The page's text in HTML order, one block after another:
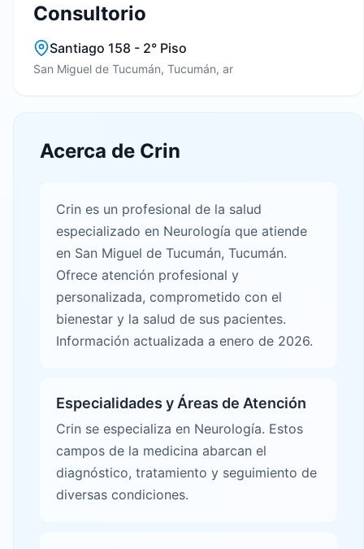
Consultorio
Santiago 158 - 2° Piso
San Miguel de Tucumán, Tucumán, ar
Acerca de Crin
Crin es un profesional de la salud
especializado en Neurología que atiende
en San Miguel de Tucumán, Tucumán.
Ofrece atención profesional y
personalizada, comprometido con el
bienestar y la salud de sus pacientes.
Información actualizada a enero de 2026.
Especialidades y Áreas de Atención
Crin se especializa en Neurología. Estos
campos de la medicina abarcan el
diagnóstico, tratamiento y seguimiento de
diversas condiciones.